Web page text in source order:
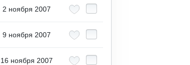
2 ноября 2007
9 ноября 2007
16 ноября 2007